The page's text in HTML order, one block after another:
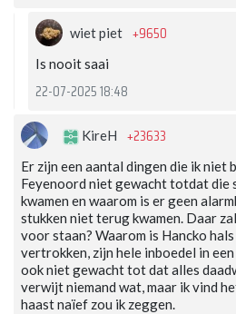
wiet piet +9650
Is nooit saai
22-07-2025 18:48
KireH +23633
Er zijn een aantal dingen die ik niet
Feyenoord niet gewacht totdat die
kwamen en waarom is er geen
stukken niet terug kwamen. Daar
voor staan? Waarom is Hancko
vertrokken, zijn hele inboedel in
ook niet gewacht tot dat alles
verwijt niemand wat, maar ik vind
haast naïef zou ik zeggen.